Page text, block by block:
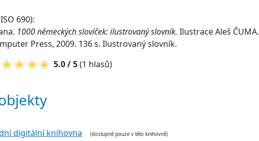
690):
1000 německých slovíček: ilustrovaný slovník. Ilustrace Aleš ČUMA.
Press, 2009. 136 s. Ilustrovaný slovník.
5.0 / 5(1 hlasů)
digitální knihovna (dostupné pouze v této knihovně)